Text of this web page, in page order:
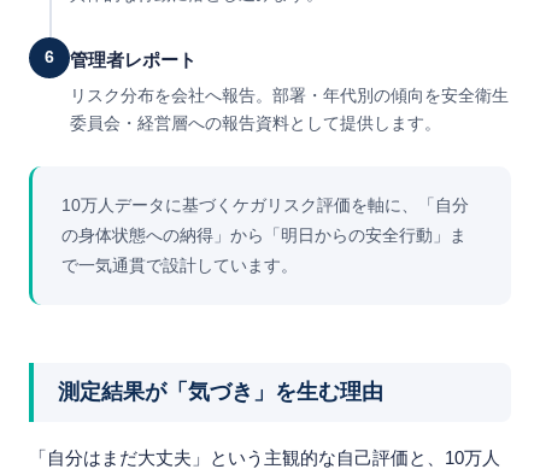
6 管理者レポート
リスク分布を会社へ報告。部署・年代別の傾向を安全衛生
委員会・経営層への報告資料として提供します。
10万人データに基づくケガリスク評価を軸に、「自分
の身体状態への納得」から「明日からの安全行動」ま
で一気通貫で設計しています。
測定結果が「気づき」を生む理由
「自分はまだ大丈夫」という主観的な自己評価と、10万人